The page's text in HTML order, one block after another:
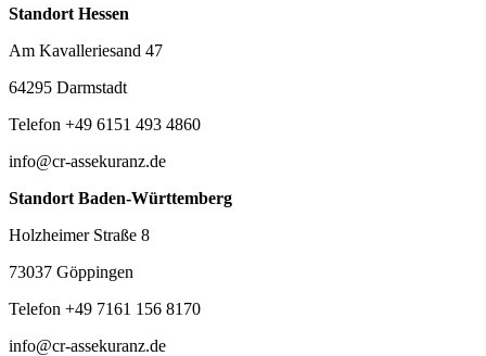
Standort Hessen
Am Kavalleriesand 47
64295 Darmstadt
Telefon +49 6151 493 4860
info@cr-assekuranz.de
Standort Baden-Württemberg
Holzheimer Straße 8
73037 Göppingen
Telefon +49 7161 156 8170
info@cr-assekuranz.de